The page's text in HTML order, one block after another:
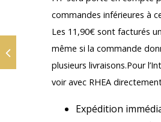
commandes inférieures à
Les 11,90€ sont facturés
même si la commande
plusieurs livraisons.Pour
voir avec RHEA
Expédition